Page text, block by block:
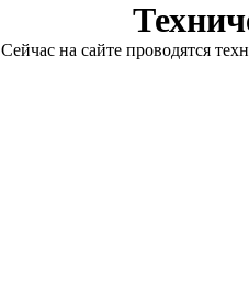
Сейчас на сайте проводятся